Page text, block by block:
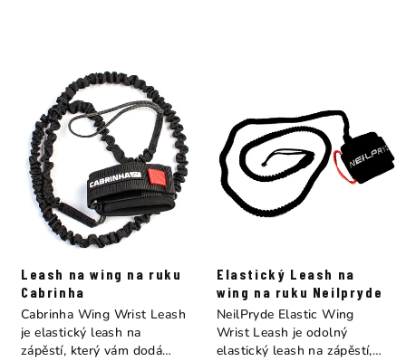
Leash na wing na ruku
Cabrinha
Cabrinha Wing Wrist Leash
je elastický leash na
zápěstí, který vám dodá
Elastický Leash na
wing na ruku Neilpryde
NeilPryde Elastic Wing
Wrist Leash je odolný
elastický leash na zápěstí,